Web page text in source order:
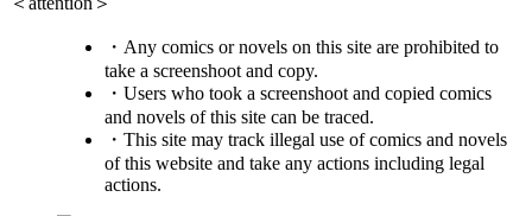
・Any comics or novels on this site are prohibited to
take a screenshoot and copy.
・Users who took a screenshoot and copied comics
and novels of this site can be traced.
・This site may track illegal use of comics and novels
of this website and take any actions including legal
actions.